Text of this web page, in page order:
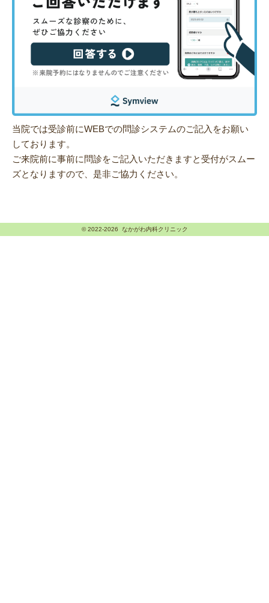
当院では受診前にWEBでの問診システムのご記入をお願い
しております。
ご来院前に事前に問診をご記入いただきますと受付がスムー
ズとなりますので、是非ご協力ください。
© 2022-2026 なかがわ内科クリニック